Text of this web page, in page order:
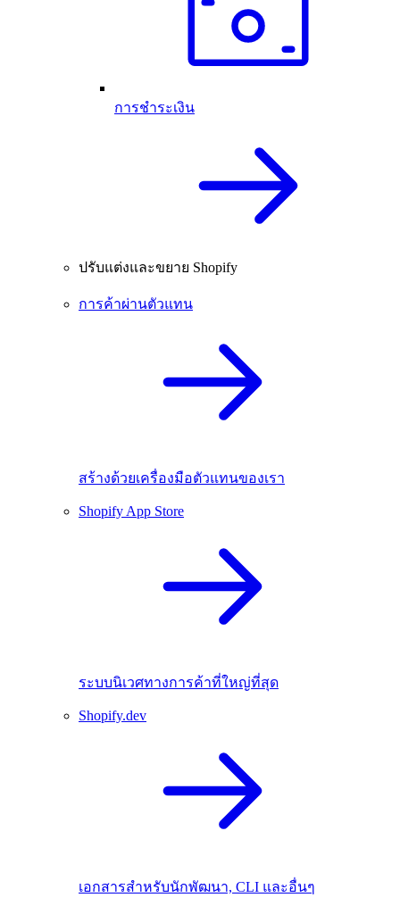
การชำระเงิน
ปรับแต่งและขยาย Shopify
การค้าผ่านตัวแทน
สร้างด้วยเครื่องมือตัวแทนของเรา
Shopify App Store
ระบบนิเวศทางการค้าที่ใหญ่ที่สุด
Shopify.dev
เอกสารสำหรับนักพัฒนา, CLI และอื่นๆ